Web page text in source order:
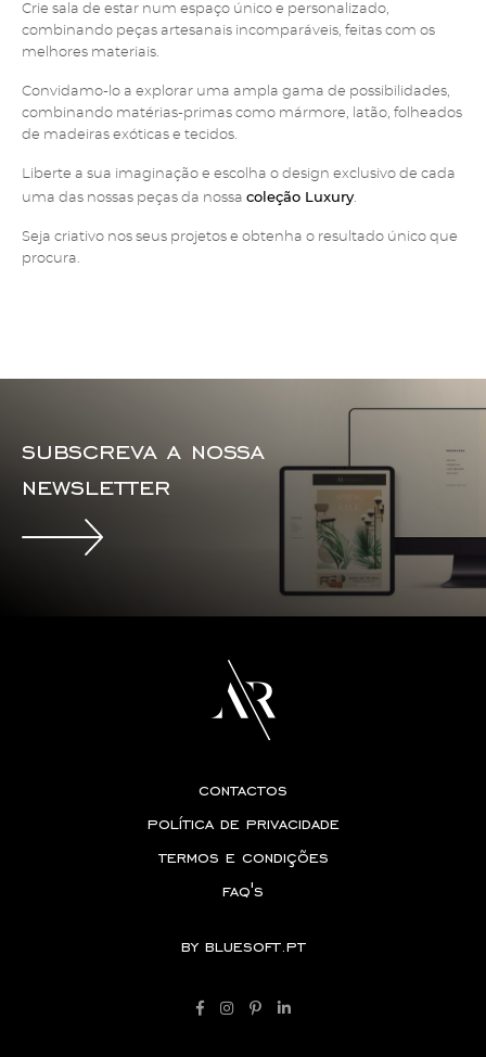
Crie sala de estar num espaço único e personalizado,
combinando peças artesanais incomparáveis, feitas com os
melhores materiais.
Convidamo-lo a explorar uma ampla gama de possibilidades,
combinando matérias-primas como mármore, latão, folheados
de madeiras exóticas e tecidos.
Liberte a sua imaginação e escolha o design exclusivo de cada
uma das nossas peças da nossa coleção Luxury.
Seja criativo nos seus projetos e obtenha o resultado único que
procura.
subscreva a nossa
newsletter
contactos
política de privacidade
termos e condições
faq's
by bluesoft.pt